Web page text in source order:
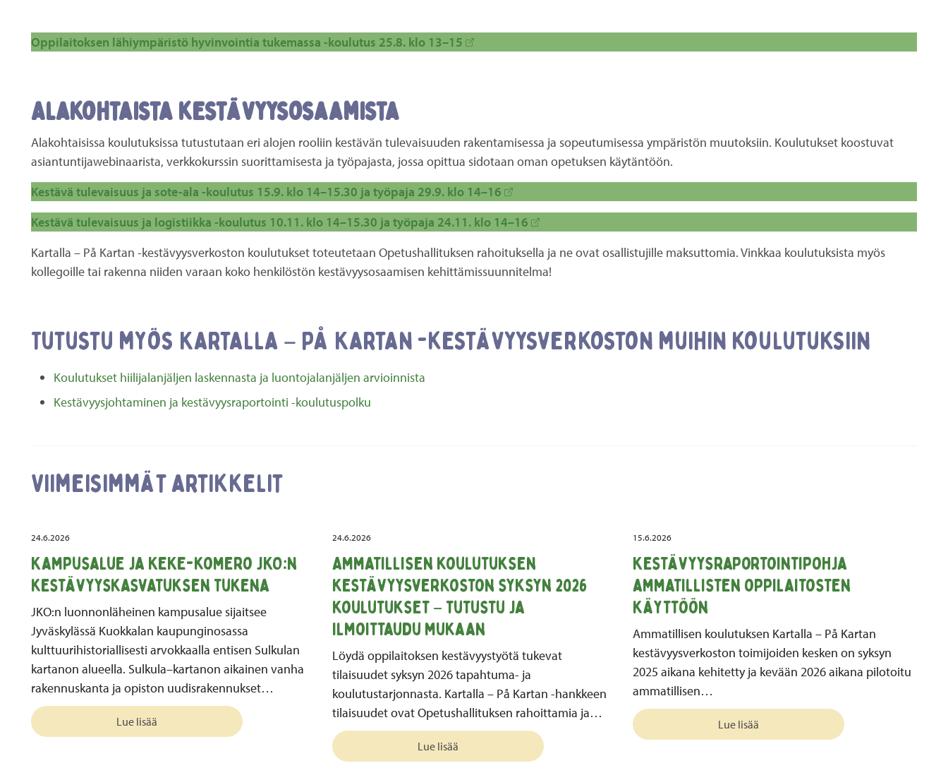
Oppilaitoksen lähiympäristö hyvinvointia tukemassa -koulutus 25.8. klo 13–15
Alakohtaista kestävyysosaamista
Alakohtaisissa koulutuksissa tutustutaan eri alojen rooliin kestävän tulevaisuuden rakentamisessa ja sopeutumisessa ympäristön muutoksiin. Koulutukset koostuvat
asiantuntijawebinaarista, verkkokurssin suorittamisesta ja työpajasta, jossa opittua sidotaan oman opetuksen käytäntöön.
Kestävä tulevaisuus ja sote-ala -koulutus 15.9. klo 14–15.30 ja työpaja 29.9. klo 14–16
Kestävä tulevaisuus ja logistiikka -koulutus 10.11. klo 14–15.30 ja työpaja 24.11. klo 14–16
Kartalla – På Kartan -kestävyysverkoston koulutukset toteutetaan Opetushallituksen rahoituksella ja ne ovat osallistujille maksuttomia. Vinkkaa koulutuksista myös
kollegoille tai rakenna niiden varaan koko henkilöstön kestävyysosaamisen kehittämissuunnitelma!
Tutustu myös Kartalla – På Kartan -kestävyysverkoston muihin koulutuksiin
Koulutukset hiilijalanjäljen laskennasta ja luontojalanjäljen arvioinnista
Kestävyysjohtaminen ja kestävyysraportointi -koulutuspolku
Viimeisimmät artikkelit
24.6.2026
Kampusalue ja KEKE-komero JKO:n
kestävyyskasvatuksen tukena
JKO:n luonnonläheinen kampusalue sijaitsee
Jyväskylässä Kuokkalan kaupunginosassa
kulttuurihistoriallisesti arvokkaalla entisen Sulkulan
kartanon alueella. Sulkula–kartanon aikainen vanha
rakennuskanta ja opiston uudisrakennukset…
Lue lisää
24.6.2026
Ammatillisen koulutuksen
kestävyysverkoston syksyn 2026
koulutukset – tutustu ja
ilmoittaudu mukaan
Löydä oppilaitoksen kestävyystyötä tukevat
tilaisuudet syksyn 2026 tapahtuma- ja
koulutustarjonnasta. Kartalla – På Kartan -hankkeen
tilaisuudet ovat Opetushallituksen rahoittamia ja…
Lue lisää
15.6.2026
Kestävyysraportointipohja
ammatillisten oppilaitosten
käyttöön
Ammatillisen koulutuksen Kartalla – På Kartan
kestävyysverkoston toimijoiden kesken on syksyn
2025 aikana kehitetty ja kevään 2026 aikana pilotoitu
ammatillisen…
Lue lisää